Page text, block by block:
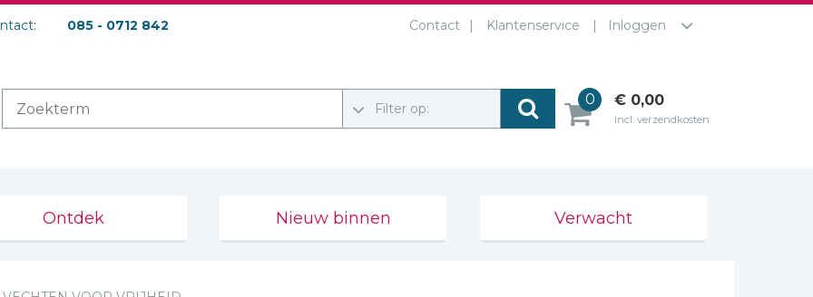
085 - 0712 842 Contact Klantenservice Inloggen
Filter op:
0 € 0,00
incl. verzendkosten
Ontdek Nieuw binnen Verwacht